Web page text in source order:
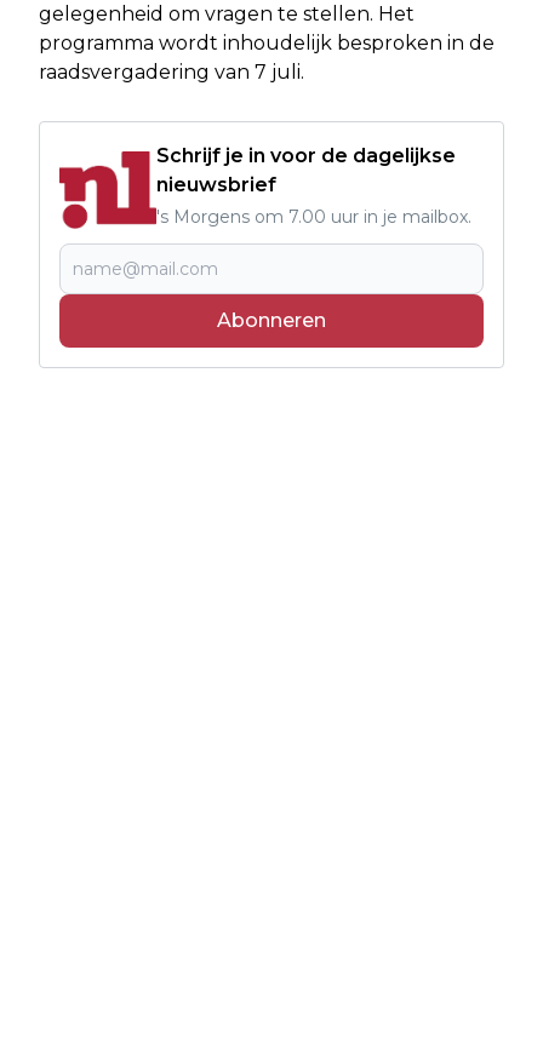
gelegenheid om vragen te stellen. Het
programma wordt inhoudelijk besproken in de
raadsvergadering van 7 juli.
Schrijf je in voor de dagelijkse
nieuwsbrief
's Morgens om 7.00 uur in je mailbox.
Abonneren